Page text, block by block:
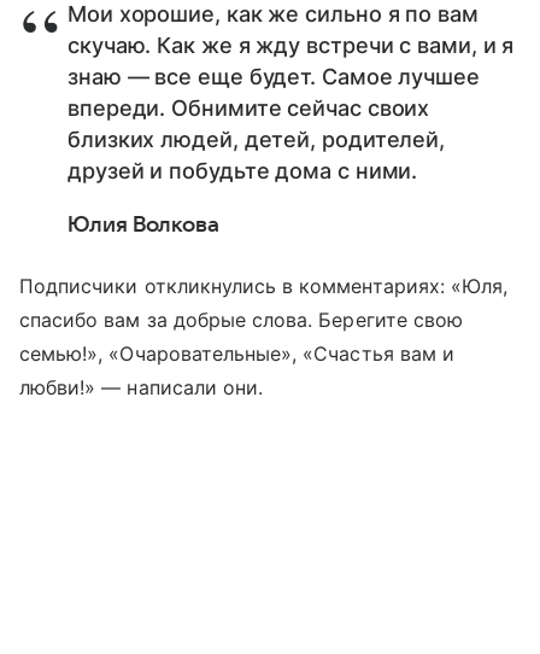
Мои хорошие, как же сильно я по вам
скучаю. Как же я жду встречи с вами, и я
знаю — все еще будет. Самое лучшее
впереди. Обнимите сейчас своих
близких людей, детей, родителей,
друзей и побудьте дома с ними.
Юлия Волкова
Подписчики откликнулись в комментариях: «Юля,
спасибо вам за добрые слова. Берегите свою
семью!», «Очаровательные», «Счастья вам и
любви!» — написали они.